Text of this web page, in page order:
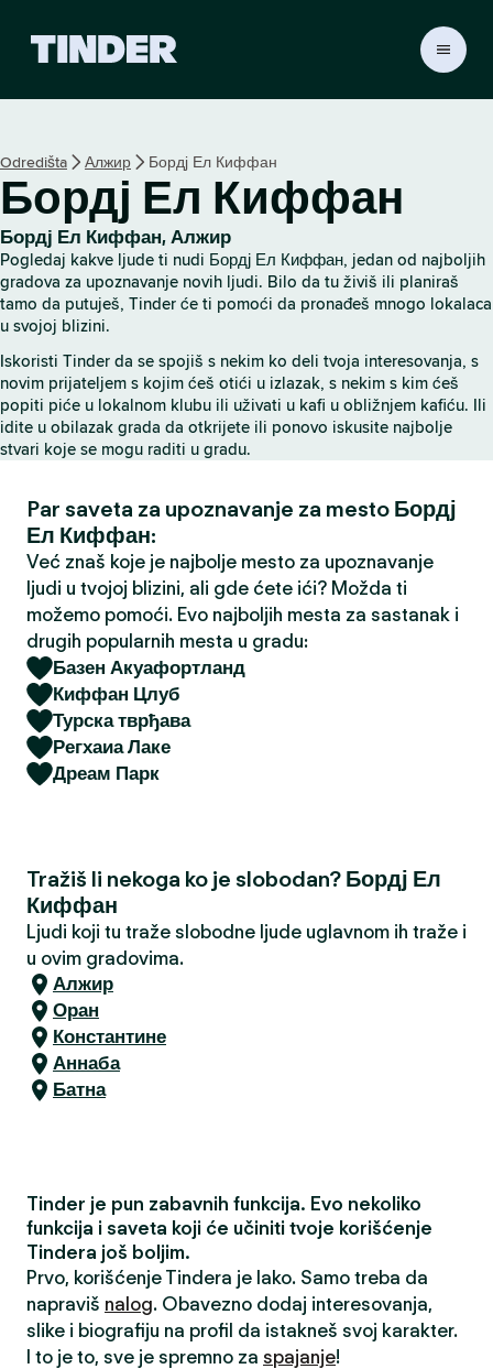
r
p
o
č
e
t
n
t
r
a
n
a
Odredišta Алжир Бордј Ел Киффан
Бордј Ел Киффан
Бордј Ел Киффан, Алжир
Pogledaj kakve ljude ti nudi Бордј Ел Киффан, jedan od najboljih
gradova za upoznavanje novih ljudi. Bilo da tu živiš ili planiraš
tamo da putuješ, Tinder će ti pomoći da pronađeš mnogo lokalaca
u svojoj blizini.
Iskoristi Tinder da se spojiš s nekim ko deli tvoja interesovanja, s
novim prijateljem s kojim ćeš otići u izlazak, s nekim s kim ćeš
popiti piće u lokalnom klubu ili uživati u kafi u obližnjem kafiću. Ili
idite u obilazak grada da otkrijete ili ponovo iskusite najbolje
stvari koje se mogu raditi u gradu.
Par saveta za upoznavanje za mesto Бордј
Ел Киффан:
Već znaš koje je najbolje mesto za upoznavanje
ljudi u tvojoj blizini, ali gde ćete ići? Možda ti
možemo pomoći. Evo najboljih mesta za sastanak i
drugih popularnih mesta u gradu:
Базен Акуафортланд
Киффан Цлуб
Турска тврђава
Регхаиа Лаке
Дреам Парк
Tražiš li nekoga ko je slobodan? Бордј Ел
Киффан
Ljudi koji tu traže slobodne ljude uglavnom ih traže i
u ovim gradovima.
Алжир
Оран
Константине
Аннаба
Батна
Tinder je pun zabavnih funkcija. Evo nekoliko
funkcija i saveta koji će učiniti tvoje korišćenje
Tindera još boljim.
Prvo, korišćenje Tindera je lako. Samo treba da
napraviš nalog. Obavezno dodaj interesovanja,
slike i biografiju na profil da istakneš svoj karakter.
I to je to, sve je spremno za spajanje!